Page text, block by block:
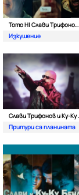
Тото Н| Слави Трифонов и Ку-Kу Бенд
Изкушение
Слави
Притури са планината